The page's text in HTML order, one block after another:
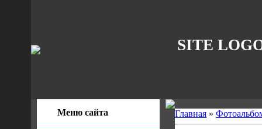
SITE
Меню сайта Главная »